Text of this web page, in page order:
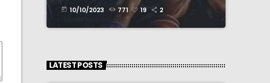
today 10/10/2023 771 19 2
LATEST POSTS